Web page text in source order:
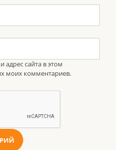
адрес сайта в этом
моих комментариев.